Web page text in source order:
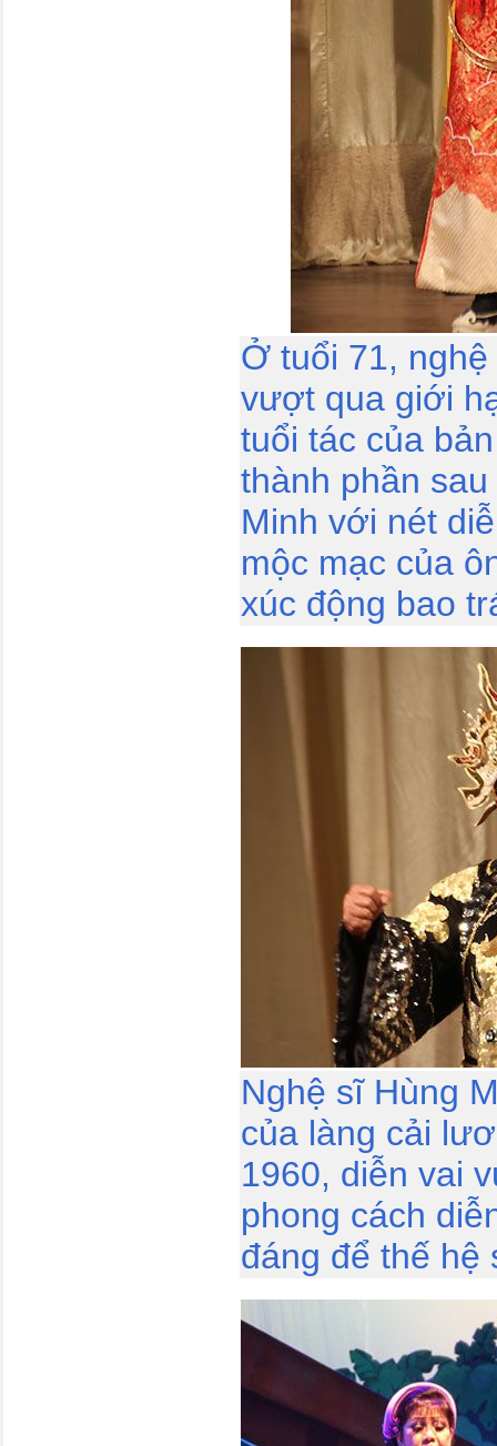
Ở tuổi 71,
vượt qua giới
tuổi tác của
thành phần
Minh với nét
mộc mạc của
xúc động bao
Nghệ sĩ Hùng
của làng cải
1960, diễn vai
phong cách
đáng để thế hệ